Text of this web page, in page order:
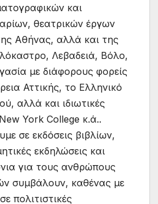
και
θεατρικών έργων
Αθήνας, αλλά και της
Λεβαδειά, Βόλο,
με διάφορους φορείς
Αττικής, το Ελληνικό
αλλά και ιδιωτικές
York College κ.ά..
σε εκδόσεις βιβλίων,
εκδηλώσεις και
για τους ανθρώπους
συμβάλουν, καθένας με
πολιτιστικές